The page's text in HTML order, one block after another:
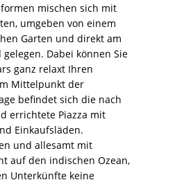
mischen sich mit
umgeben von einem
Garten und direkt am
Dabei können Sie
ganz relaxt Ihren
Mittelpunkt der
befindet sich die nach
errichtete Piazza mit
Einkaufsläden.
und allesamt mit
auf den indischen Ozean,
Unterkünfte keine